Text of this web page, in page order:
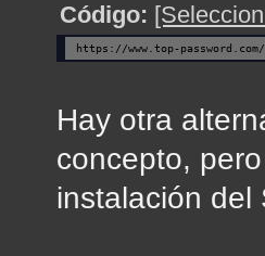
Código:
https://www.top-
Hay otra
concepto,
instalación del